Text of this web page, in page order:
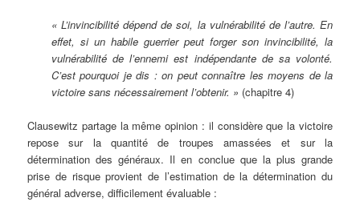
« L’invincibilité dépend de soi, la vulnérabilité de l’autre. En
effet, si un habile guerrier peut forger son invincibilité, la
vulnérabilité de l’ennemi est indépendante de sa volonté.
C’est pourquoi je dis : on peut connaître les moyens de la
victoire sans nécessairement l’obtenir. » (chapitre 4)
Clausewitz partage la même opinion : il considère que la victoire
repose sur la quantité de troupes amassées et sur la
détermination des généraux. Il en conclue que la plus grande
prise de risque provient de l’estimation de la détermination du
général adverse, difficilement évaluable :